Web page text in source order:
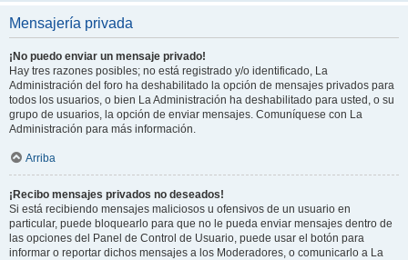
Mensajería privada
¡No puedo enviar un mensaje privado!
Hay tres razones posibles; no está registrado y/o identificado, La
Administración del foro ha deshabilitado la opción de mensajes privados para
todos los usuarios, o bien La Administración ha deshabilitado para usted, o su
grupo de usuarios, la opción de enviar mensajes. Comuníquese con La
Administración para más información.
Arriba
¡Recibo mensajes privados no deseados!
Si está recibiendo mensajes maliciosos u ofensivos de un usuario en
particular, puede bloquearlo para que no le pueda enviar mensajes dentro de
las opciones del Panel de Control de Usuario, puede usar el botón para
informar o reportar dichos mensajes a los Moderadores, o comunicarlo a La